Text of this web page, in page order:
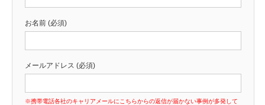
お名前 (必須)
メールアドレス (必須)
※携帯電話各社のキャリアメールにこちらからの返信が届かない事例が多発して